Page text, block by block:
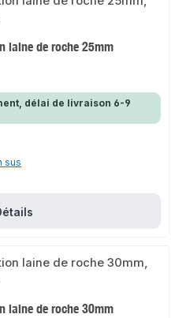
laine de roche 25mm
délai de livraison 6-9
sus
laine de roche 30mm